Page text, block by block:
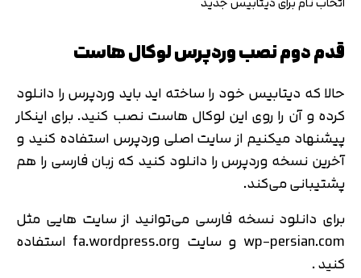
قدم دوم نصب وردپرس لوکال هاست
حالا که دیتابیس خود را ساخته اید باید وردپرس را دانلود
کرده و آن را روی این لوکال هاست نصب کنید. برای اینکار
پیشنهاد میکنیم از سایت اصلی وردپرس استفاده کنید و
آخرین نسخه وردپرس را دانلود کنید که زبان فارسی را هم
پشتیبانی می‌کند.
برای دانلود نسخه فارسی می‌توانید از سایت هایی مثل
wp-persian.com و سایت fa.wordpress.org استفاده
کنید .